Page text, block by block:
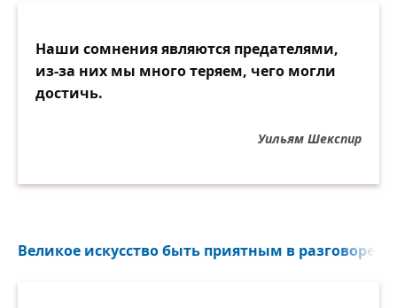
Наши сомнения являются предателями,
из-за них мы много теряем, чего могли
достичь.
Уильям Шекспир
Великое искусство быть приятным в разговоре —